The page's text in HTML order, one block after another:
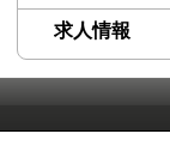
求人情報